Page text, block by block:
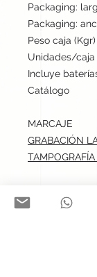
Packaging:
Packaging:
Peso caja (Kgr)
Unidades/caja
Incluye
Catálogo
MARCAJE
GRABACIÓN